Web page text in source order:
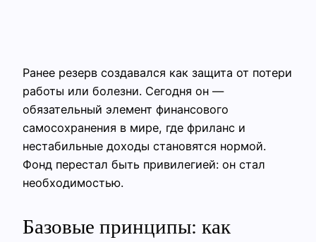
Ранее резерв создавался как защита от потери
работы или болезни. Сегодня он —
обязательный элемент финансового
самосохранения в мире, где фриланс и
нестабильные доходы становятся нормой.
Фонд перестал быть привилегией: он стал
необходимостью.
Базовые принципы: как